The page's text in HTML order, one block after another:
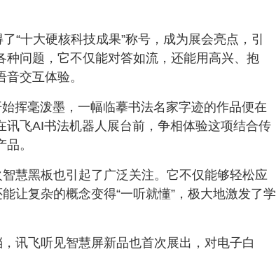
“十大硬核科技成果”称号，成为展会亮点，引
问题，它不仅能对答如流，还能用高兴、抱
交互体验。
挥毫泼墨，一幅临摹书法名家字迹的作品便在
讯飞AI书法机器人展台前，争相体验这项结合传
。
慧黑板也引起了广泛关注。它不仅能够轻松应
让复杂的概念变得“一听就懂”，极大地激发了学
讯飞听见智慧屏新品也首次展出，对电子白